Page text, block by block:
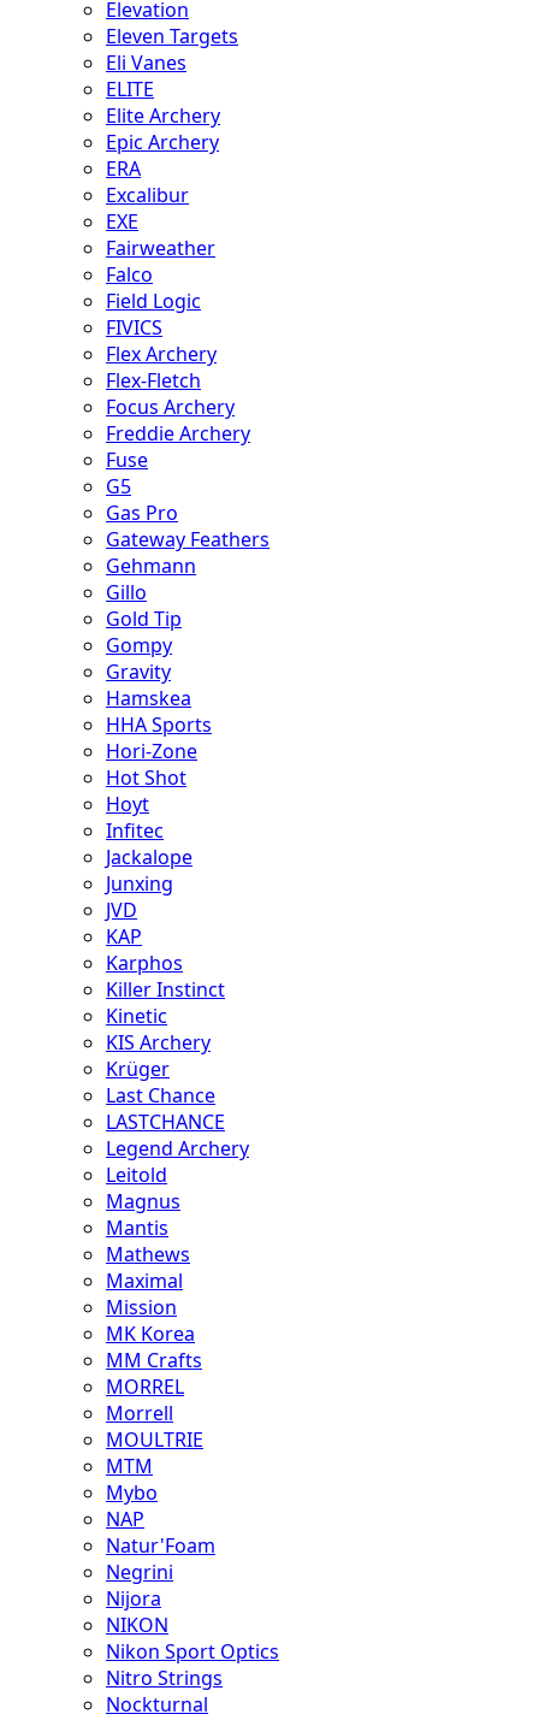
Elevation
Eleven Targets
Eli Vanes
ELITE
Elite Archery
Epic Archery
ERA
Excalibur
EXE
Fairweather
Falco
Field Logic
FIVICS
Flex Archery
Flex-Fletch
Focus Archery
Freddie Archery
Fuse
G5
Gas Pro
Gateway Feathers
Gehmann
Gillo
Gold Tip
Gompy
Gravity
Hamskea
HHA Sports
Hori-Zone
Hot Shot
Hoyt
Infitec
Jackalope
Junxing
JVD
KAP
Karphos
Killer Instinct
Kinetic
KIS Archery
Krüger
Last Chance
LASTCHANCE
Legend Archery
Leitold
Magnus
Mantis
Mathews
Maximal
Mission
MK Korea
MM Crafts
MORREL
Morrell
MOULTRIE
MTM
Mybo
NAP
Natur'Foam
Negrini
Nijora
NIKON
Nikon Sport Optics
Nitro Strings
Nockturnal